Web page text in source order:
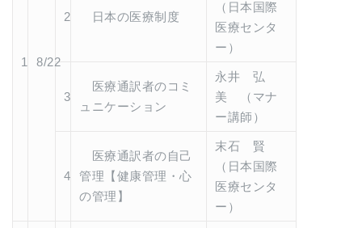
1 8/22
2 日本の医療制度
（日本国際
医療センタ
ー）
3
医療通訳者のコミ
ュニケーション
永井 弘
美 （マナ
ー講師）
4
医療通訳者の自己
管理【健康管理・心
の管理】
末石 賢
（日本国際
医療センタ
ー）